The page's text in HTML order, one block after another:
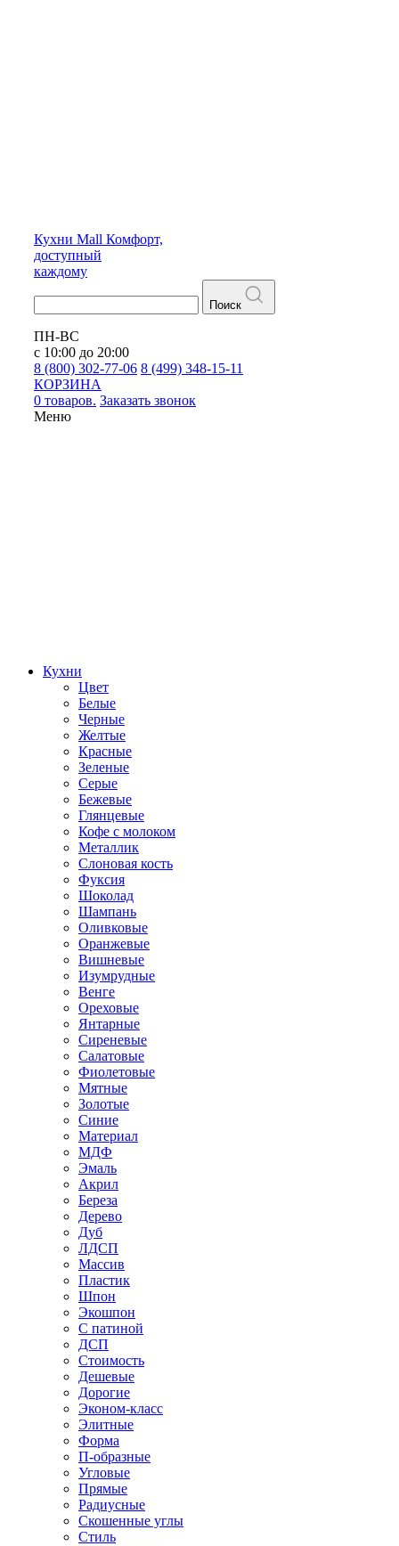
Кухни Mall Комфорт,
доступный
каждому
Поиск
ПН-ВС
с 10:00 до 20:00
8 (800) 302-77-06 8 (499) 348-15-11
КОРЗИНА
0 товаров. Заказать звонок
Меню
Кухни
Цвет
Белые
Черные
Желтые
Красные
Зеленые
Серые
Бежевые
Глянцевые
Кофе с молоком
Металлик
Слоновая кость
Фуксия
Шоколад
Шампань
Оливковые
Оранжевые
Вишневые
Изумрудные
Венге
Ореховые
Янтарные
Сиреневые
Салатовые
Фиолетовые
Мятные
Золотые
Синие
Материал
МДФ
Эмаль
Акрил
Береза
Дерево
Дуб
ЛДСП
Массив
Пластик
Шпон
Экошпон
С патиной
ДСП
Стоимость
Дешевые
Дорогие
Эконом-класс
Элитные
Форма
П-образные
Угловые
Прямые
Радиусные
Скошенные углы
Стиль